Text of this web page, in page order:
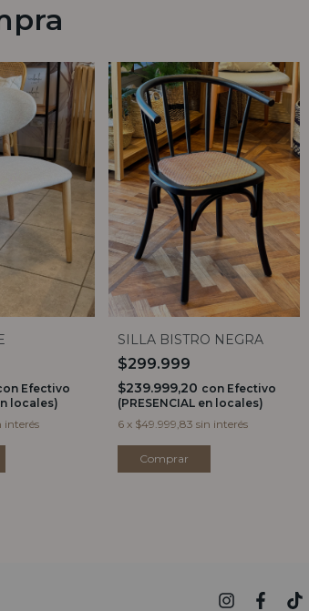
Efectivo
locales)
interés
SILLA BISTRO NEGRA
$299.999
$239.999,20 con Efectivo
(PRESENCIAL en locales)
6 x $49.999,83 sin interés